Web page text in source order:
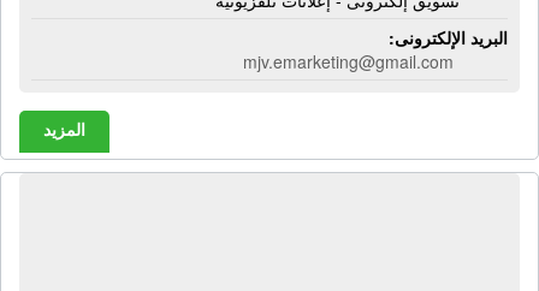
البريد الإلكترونى:
mjv.emarketing@gmail.com
المزيد